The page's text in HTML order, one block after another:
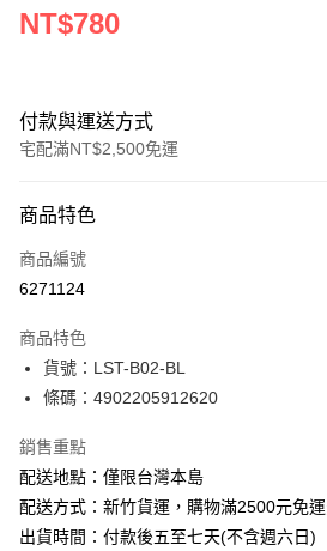
NT$780
付款與運送方式
宅配滿NT$2,500免運
信用卡一次付款
Apple Pay
悠遊付
ATM付款
運送方式
下單前請先詢問庫存
每筆NT$130，滿NT$2,500(含以上)免運
商品特色
商品編號
6271124
商品特色
貨號：LST-B02-BL
條碼：4902205912620
銷售重點
配送地點：僅限台灣本島
配送方式：新竹貨運，購物滿2500元免
出貨時間：付款後五至七天(不含週六日)